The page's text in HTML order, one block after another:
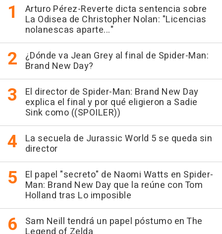
Arturo Pérez-Reverte dicta sentencia sobre
La Odisea de Christopher Nolan: "Licencias
nolanescas aparte..."
¿Dónde va Jean Grey al final de Spider-Man:
Brand New Day?
El director de Spider-Man: Brand New Day
explica el final y por qué eligieron a Sadie
Sink como ((SPOILER))
La secuela de Jurassic World 5 se queda sin
director
El papel "secreto" de Naomi Watts en Spider-
Man: Brand New Day que la reúne con Tom
Holland tras Lo imposible
Sam Neill tendrá un papel póstumo en The